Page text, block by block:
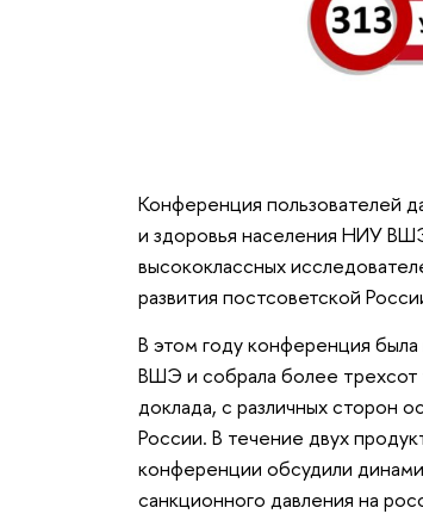
Конференция пользователей
и здоровья населения НИУ
высококлассных
развития постсоветской
В этом году конференция
ВШЭ и собрала более трехсот
доклада, с различных сторон
России. В течение двух
конференции обсудили
санкционного давления на